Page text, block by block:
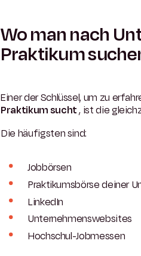
Wo man nach
Praktikum
Einer der Schlüssel, um zu
Praktikum sucht, ist die
Die häufigsten sind:
Jobbörsen
Praktikumsbörse deiner
LinkedIn
Unternehmenswebsites
Hochschul-Jobmessen